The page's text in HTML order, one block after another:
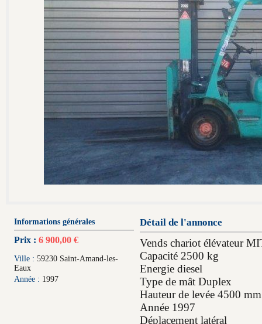
Informations générales
Prix : 6 900,00 €
Ville : 59230 Saint-Amand-les-
Eaux
Année : 1997
Détail de l'annonce
Vends chariot élévateur
Capacité 2500 kg
Energie diesel
Type de mât Duplex
Hauteur de levée 4500 mm
Année 1997
Déplacement latéral